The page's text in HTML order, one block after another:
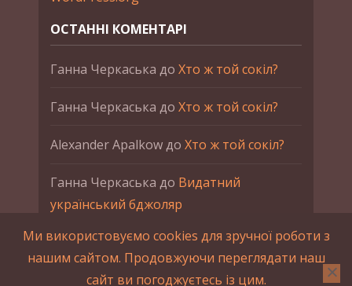
ОСТАННІ КОМЕНТАРІ
Ганна Черкаська до Хто ж той сокіл?
Ганна Черкаська до Хто ж той сокіл?
Alexander Apalkowдо Хто ж той сокіл?
Ганна Черкаська до Видатний
український бджоляр
Ганна ЧеркаськадоПетро Франко
Ми використовуємо cookies для зручної роботи з
нашим сайтом. Продовжуючи переглядати наш
сайт ви погоджуєтесь із цим.